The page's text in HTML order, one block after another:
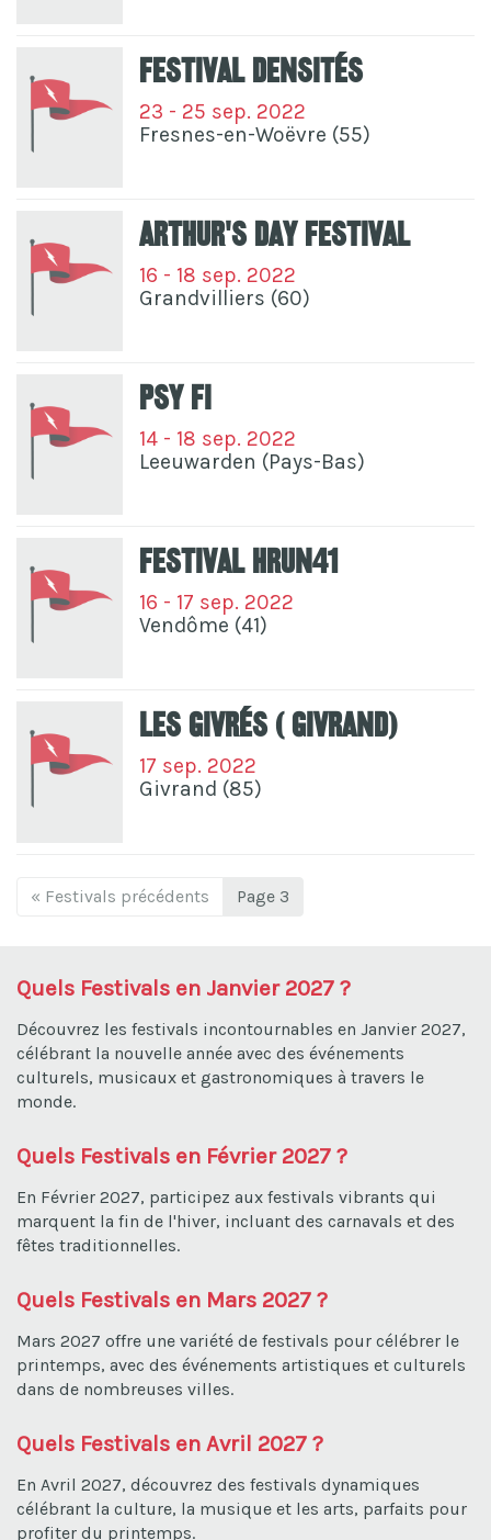
Festival Densités
23 - 25 sep. 2022
Fresnes-en-Woëvre (55)
Arthur's Day Festival
16 - 18 sep. 2022
Grandvilliers (60)
Psy Fi
14 - 18 sep. 2022
Leeuwarden (Pays-Bas)
Festival HRun41
16 - 17 sep. 2022
Vendôme (41)
Les Givrés ( Givrand)
17 sep. 2022
Givrand (85)
« Festivals précédents Page 3
Quels Festivals en Janvier 2027 ?
Découvrez les festivals incontournables en Janvier 2027,
célébrant la nouvelle année avec des événements
culturels, musicaux et gastronomiques à travers le
monde.
Quels Festivals en Février 2027 ?
En Février 2027, participez aux festivals vibrants qui
marquent la fin de l'hiver, incluant des carnavals et des
fêtes traditionnelles.
Quels Festivals en Mars 2027 ?
Mars 2027 offre une variété de festivals pour célébrer le
printemps, avec des événements artistiques et culturels
dans de nombreuses villes.
Quels Festivals en Avril 2027 ?
En Avril 2027, découvrez des festivals dynamiques
célébrant la culture, la musique et les arts, parfaits pour
profiter du printemps.